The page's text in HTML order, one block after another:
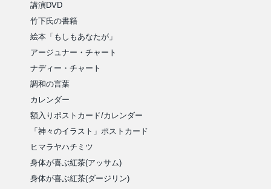
講演DVD
竹下氏の書籍
絵本「もしもあなたが」
アージュナー・チャート
ナディー・チャート
調和の言葉
カレンダー
額入りポストカード/カレンダー
「神々のイラスト」ポストカード
ヒマラヤハチミツ
身体が喜ぶ紅茶(アッサム)
身体が喜ぶ紅茶(ダージリン)